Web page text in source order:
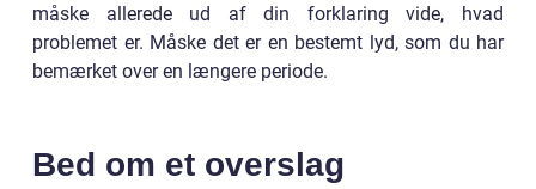
måske allerede ud af din forklaring vide, hvad
problemet er. Måske det er en bestemt lyd, som du har
bemærket over en længere periode.
Bed om et overslag